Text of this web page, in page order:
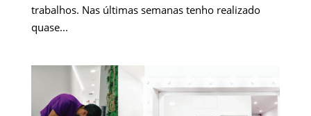
trabalhos. Nas últimas semanas tenho realizado
quase...